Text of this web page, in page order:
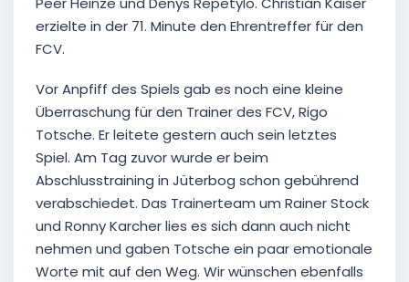
erzielte in der 71. Minute den Ehrentreffer für den
FCV.
Vor Anpfiff des Spiels gab es noch eine kleine
Überraschung für den Trainer des FCV, Rigo
Totsche. Er leitete gestern auch sein letztes
Spiel. Am Tag zuvor wurde er beim
Abschlusstraining in Jüterbog schon gebührend
verabschiedet. Das Trainerteam um Rainer Stock
und Ronny Karcher lies es sich dann auch nicht
nehmen und gaben Totsche ein paar emotionale
Worte mit auf den Weg. Wir wünschen ebenfalls